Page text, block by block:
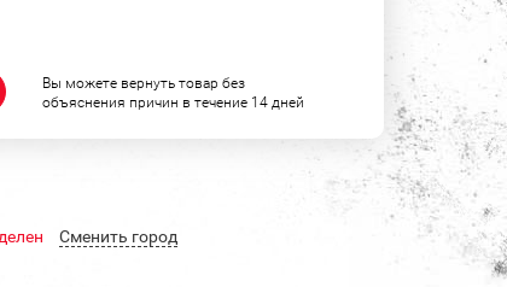
Вы можете вернуть товар без
объяснения причин в течение 14 дней
Cменить город